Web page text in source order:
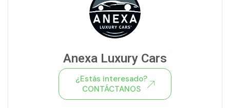
Anexa Luxury Cars
¿Estás interesado?
CONTÁCTANOS